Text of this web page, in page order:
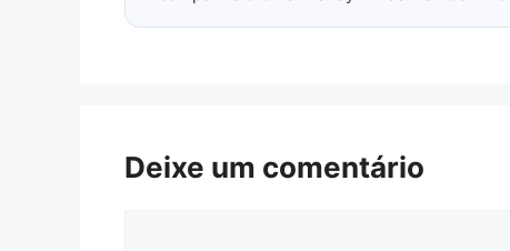
Deixe um comentário